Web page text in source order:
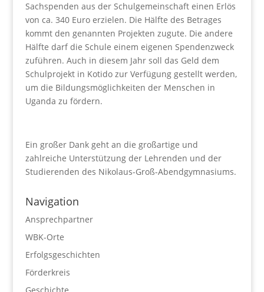
Sachspenden aus der Schulgemeinschaft einen Erlös
von ca. 340 Euro erzielen. Die Hälfte des Betrages
kommt den genannten Projekten zugute. Die andere
Hälfte darf die Schule einem eigenen Spendenzweck
zuführen. Auch in diesem Jahr soll das Geld dem
Schulprojekt in Kotido zur Verfügung gestellt werden,
um die Bildungsmöglichkeiten der Menschen in
Uganda zu fördern.
Ein großer Dank geht an die großartige und
zahlreiche Unterstützung der Lehrenden und der
Studierenden des Nikolaus-Groß-Abendgymnasiums.
Navigation
Ansprechpartner
WBK-Orte
Erfolgsgeschichten
Förderkreis